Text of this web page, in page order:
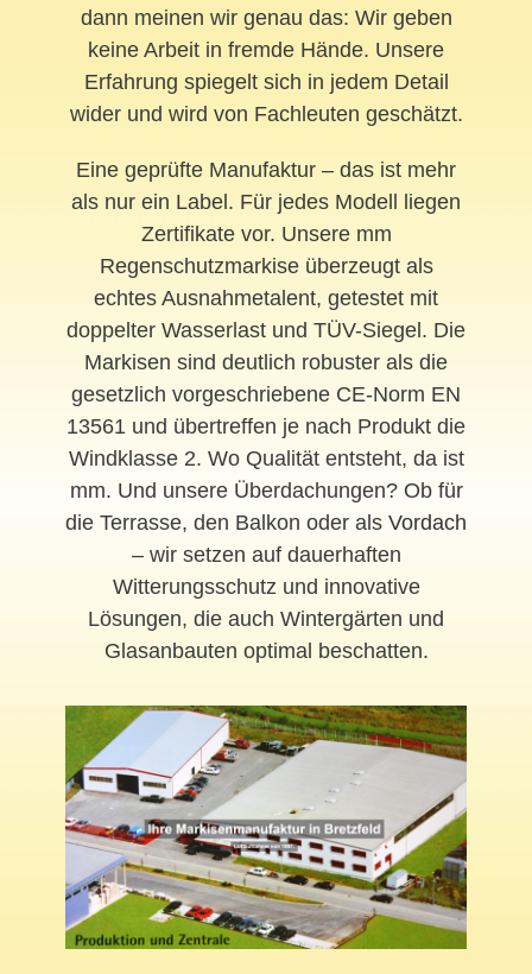
dann meinen wir genau das: Wir geben
keine Arbeit in fremde Hände. Unsere
Erfahrung spiegelt sich in jedem Detail
wider und wird von Fachleuten geschätzt.
Eine geprüfte Manufaktur – das ist mehr
als nur ein Label. Für jedes Modell liegen
Zertifikate vor. Unsere mm
Regenschutzmarkise überzeugt als
echtes Ausnahmetalent, getestet mit
doppelter Wasserlast und TÜV-Siegel. Die
Markisen sind deutlich robuster als die
gesetzlich vorgeschriebene CE-Norm EN
13561 und übertreffen je nach Produkt die
Windklasse 2. Wo Qualität entsteht, da ist
mm. Und unsere Überdachungen? Ob für
die Terrasse, den Balkon oder als Vordach
– wir setzen auf dauerhaften
Witterungsschutz und innovative
Lösungen, die auch Wintergärten und
Glasanbauten optimal beschatten.